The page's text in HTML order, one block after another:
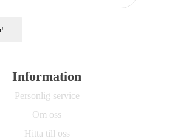
Information
Personlig service
Om oss
Hitta till oss